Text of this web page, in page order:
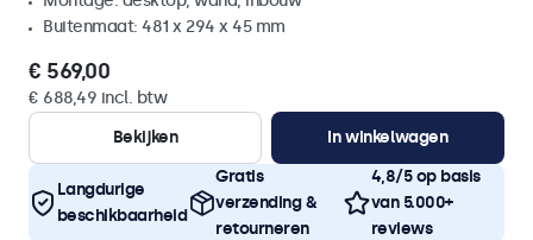
Buitenmaat: 481 x 294 x 45 mm
€ 569,00
€ 688,49 incl. btw
Bekijken
In winkelwagen
Langdurige
beschikbaarheid
Gratis
verzending &
retourneren
4,8/5 op basis
van 5.000+
reviews